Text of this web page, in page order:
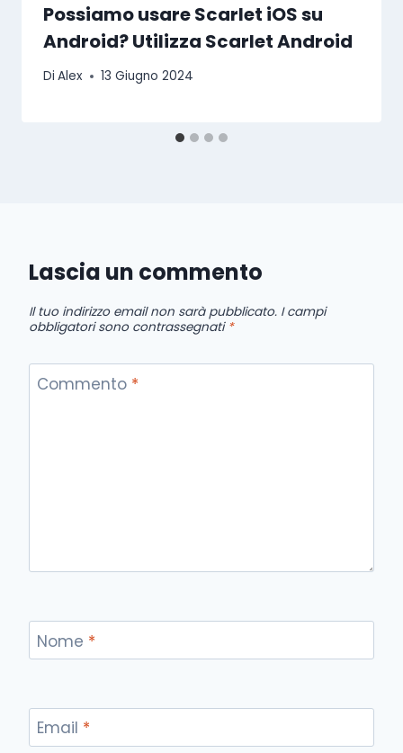
Possiamo usare Scarlet iOS su
Android? Utilizza Scarlet Android
Di Alex 13 Giugno 2024
Lascia un commento
Il tuo indirizzo email non sarà pubblicato. I campi
obbligatori sono contrassegnati *
Commento *
Nome *
Email *